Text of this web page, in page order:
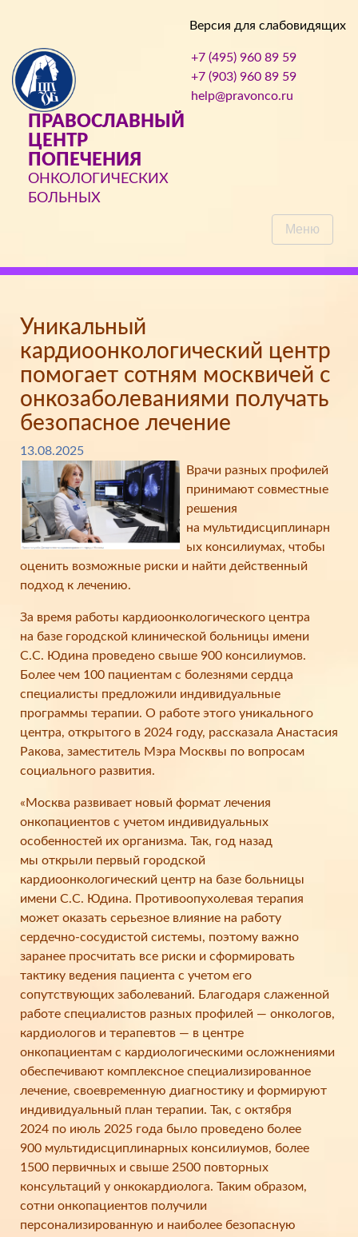
Версия для слабовидящих
ПРАВОСЛАВНЫЙ
ЦЕНТР
ПОПЕЧЕНИЯ
ОНКОЛОГИЧЕСКИХ
БОЛЬНЫХ
+7 (495) 960 89 59
+7 (903) 960 89 59
help@pravonco.ru
Меню
Уникальный
кардиоонкологический центр
помогает сотням москвичей с
онкозаболеваниями получать
безопасное лечение
13.08.2025
Врачи разных профилей
принимают совместные
решения
на мультидисциплинарн
ых консилиумах, чтобы
оценить возможные риски и найти действенный
подход к лечению.
За время работы кардиоонкологического центра
на базе городской клинической больницы имени
С.С. Юдина проведено свыше 900 консилиумов.
Более чем 100 пациентам с болезнями сердца
специалисты предложили индивидуальные
программы терапии. О работе этого уникального
центра, открытого в 2024 году, рассказала Анастасия
Ракова, заместитель Мэра Москвы по вопросам
социального развития.
«Москва развивает новый формат лечения
онкопациентов с учетом индивидуальных
особенностей их организма. Так, год назад
мы открыли первый городской
кардиоонкологический центр на базе больницы
имени С.С. Юдина. Противоопухолевая терапия
может оказать серьезное влияние на работу
сердечно-сосудистой системы, поэтому важно
заранее просчитать все риски и сформировать
тактику ведения пациента с учетом его
сопутствующих заболеваний. Благодаря слаженной
работе специалистов разных профилей — онкологов,
кардиологов и терапевтов — в центре
онкопациентам с кардиологическими осложнениями
обеспечивают комплексное специализированное
лечение, своевременную диагностику и формируют
индивидуальный план терапии. Так, с октября
2024 по июль 2025 года было проведено более
900 мультидисциплинарных консилиумов, более
1500 первичных и свыше 2500 повторных
консультаций у онкокардиолога. Таким образом,
сотни онкопациентов получили
персонализированную и наиболее безопасную